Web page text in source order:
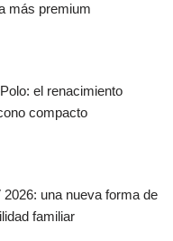
más premium
el renacimiento
compacto
una nueva forma de
familiar